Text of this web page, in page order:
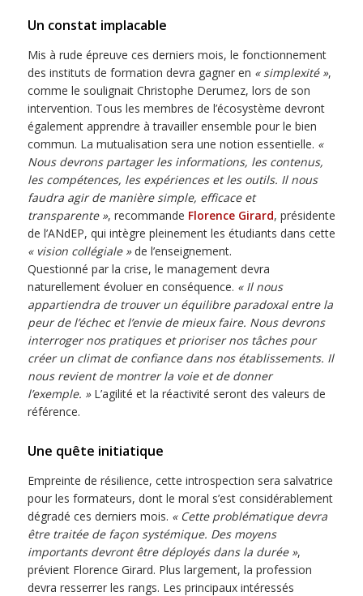
Un constat implacable
Mis à rude épreuve ces derniers mois, le fonctionnement
des instituts de formation devra gagner en « simplexité »,
comme le soulignait Christophe Derumez, lors de son
intervention. Tous les membres de l’écosystème devront
également apprendre à travailler ensemble pour le bien
commun. La mutualisation sera une notion essentielle. «
Nous devrons partager les informations, les contenus,
les compétences, les expériences et les outils. Il nous
faudra agir de manière simple, efficace et
transparente », recommande Florence Girard, présidente
de l’ANdEP, qui intègre pleinement les étudiants dans cette
« vision collégiale »de l’enseignement.
Questionné par la crise, le management devra
naturellement évoluer en conséquence. « Il nous
appartiendra de trouver un équilibre paradoxal entre la
peur de l’échec et l’envie de mieux faire. Nous devrons
interroger nos pratiques et prioriser nos tâches pour
créer un climat de confiance dans nos établissements. Il
nous revient de montrer la voie et de donner
l’exemple. »L’agilité et la réactivité seront des valeurs de
référence.
Une quête initiatique
Empreinte de résilience, cette introspection sera salvatrice
pour les formateurs, dont le moral s’est considérablement
dégradé ces derniers mois. « Cette problématique devra
être traitée de façon systémique. Des moyens
importants devront être déployés dans la durée »,
prévient Florence Girard. Plus largement, la profession
devra resserrer les rangs. Les principaux intéressés